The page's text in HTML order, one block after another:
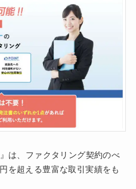
は、ファクタリング契約のべ
を超える豊富な取引実績をも